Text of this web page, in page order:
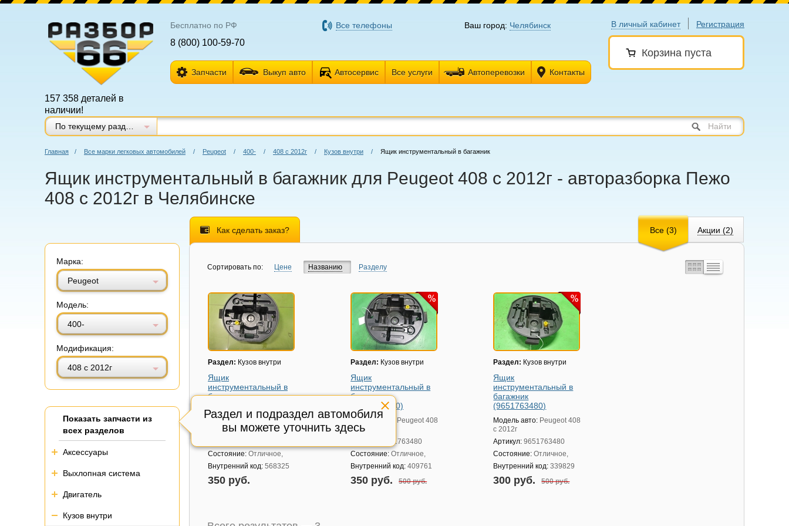
В личный кабинет Регистрация
Корзина пуста
157 358 деталей в
наличии!
Бесплатно по РФ
8 (800) 100-59-70
Все телефоны Ваш город: Челябинск
Запчасти Выкуп авто Автосервис Все услуги Автоперевозки Контакты
Найти
Главная / Все марки легковых автомобилей / Peugeot / 400- / 408 с 2012г / Кузов внутри / Ящик инструментальный в багажник
Ящик инструментальный в багажник для Peugeot 408 с 2012г - авторазборка Пежо
408 с 2012г в Челябинске
Марка:
Peugeot
Модель:
400-
Модификация:
408 с 2012г
Раздел и подраздел автомобиля
вы можете уточнить здесь
Показать запчасти из
всех разделов
Аксессуары
Выхлопная система
Двигатель
Кузов внутри
Все (3) Акции (2)
Как сделать заказ?
Сортировать по: Цене Названию Разделу
Раздел: Кузов внутри
Ящик
инструментальный в
багажник
Модель авто: Peugeot 408
с 2012г
Состояние: Отличное,
Внутренний код: 568325
350 руб.
Раздел: Кузов внутри
Ящик
инструментальный в
багажник
(9651763480)
Модель авто:
Peugeot 408
с 2012г
9651763480
Состояние:Отличное,
Внутренний код:409761
350 руб.500 руб.
Раздел: Кузов внутри
Ящик
инструментальный в
багажник
(9651763480)
Модель авто: Peugeot 408
с 2012г
Артикул:9651763480
Состояние:Отличное,
Внутренний код:339829
300 руб.500 руб.